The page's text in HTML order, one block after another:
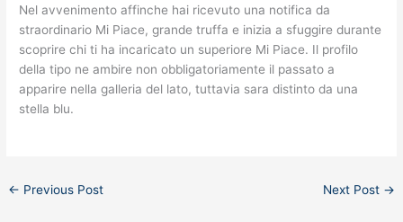
Nel avvenimento affinche hai ricevuto una notifica da
straordinario Mi Piace, grande truffa e inizia a sfuggire durante
scoprire chi ti ha incaricato un superiore Mi Piace. Il profilo
della tipo ne ambire non obbligatoriamente il passato a
apparire nella galleria del lato, tuttavia sara distinto da una
stella blu.
← Previous Post Next Post →